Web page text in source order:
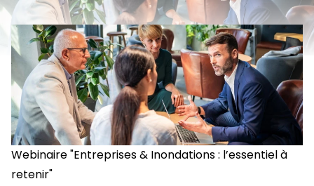
Webinaire "Entreprises & Inondations : l’essentiel à
retenir"